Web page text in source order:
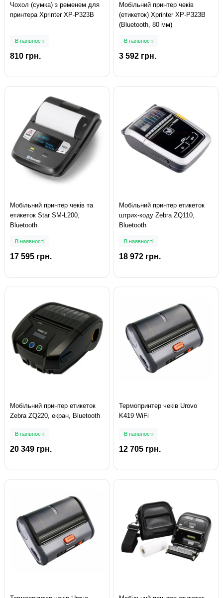
Чохол (сумка) з ременем для
принтера Xprinter XP-P323B
В наявності
810 грн.
Мобільний принтер чеків
(етикеток) Xprinter XP-P323B
(Bluetooth, 80 мм)
В наявності
3 592 грн.
Мобільний принтер чеків та
етикеток Star SM-L200,
Bluetooth
В наявності
17 595 грн.
Мобільний принтер етикеток
штрих-коду Zebra ZQ110,
Bluetooth
В наявності
18 972 грн.
Мобільний принтер етикеток
Zebra ZQ220, екран, Bluetooth
В наявності
20 349 грн.
Термопринтер чеків Urovo
K419 WiFi
В наявності
12 705 грн.